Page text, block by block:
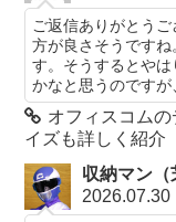
ご返信ありがとう
方が良さそうです
す。そうするとやは
かなと思うのですが
オフィスコム
イズも詳しく紹介
収納マン（
2026.07.30